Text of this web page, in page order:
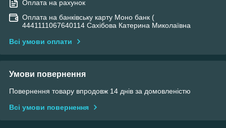
Оплата на рахунок
Оплата на банківську карту Моно банк (
4441111067640114 Сахібова Катерина Миколаївна
Всі умови оплати
Умови повернення
Повернення товару впродовж 14 днів за домовленістю
Всі умови повернення